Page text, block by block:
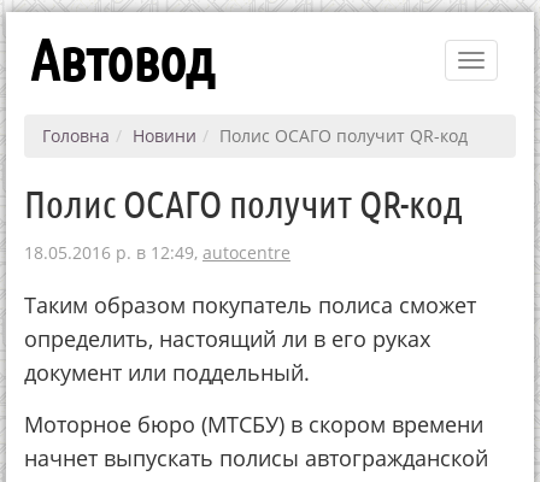
Toggle
Автовод
Головна Новини Полис ОСАГО получит QR-код
Полис ОСАГО получит QR-код
18.05.2016 р. в 12:49, autocentre
Таким образом покупатель полиса сможет
определить, настоящий ли в его руках
документ или поддельный.
Моторное бюро (МТСБУ) в скором времени
начнет выпускать полисы автогражданской